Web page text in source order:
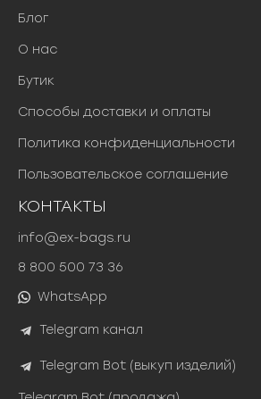
Блог
О нас
Бутик
Способы доставки и оплаты
Политика конфиденциальности
Пользовательское соглашение
КОНТАКТЫ
info@ex-bags.ru
8 800 500 73 36
WhatsApp
Telegram канал
Telegram Bot (выкуп изделий)